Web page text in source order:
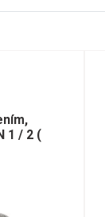
1 / 2 (